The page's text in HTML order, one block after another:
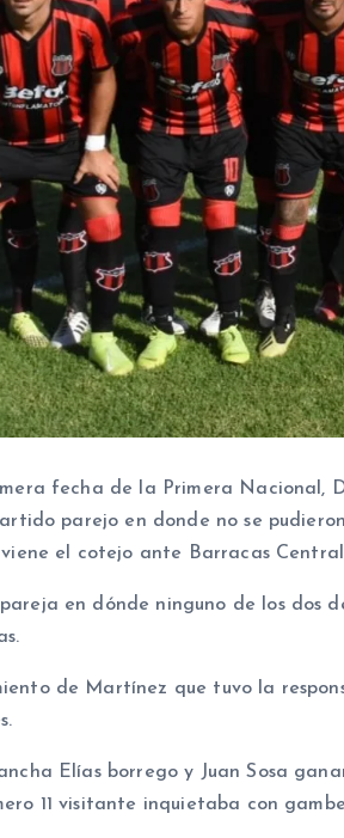
fecha de la Primera Nacional,
parejo en donde no se
el cotejo ante Barracas
en dónde ninguno de los dos
de Martínez que tuvo la
Elías borrego y Juan Sosa
11 visitante inquietaba con